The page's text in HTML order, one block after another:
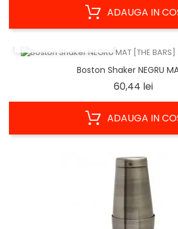
ADAUGA IN
Boston Shaker NEGRU
60,44 leiPret
ADAUGA IN